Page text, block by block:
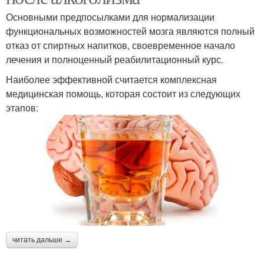
Основными предпосылками для нормализации
функциональных возможностей мозга являются полный
отказ от спиртных напитков, своевременное начало
лечения и полноценный реабилитационный курс.
Наиболее эффективной считается комплексная
медицинская помощь, которая состоит из следующих
этапов:
читать дальше →